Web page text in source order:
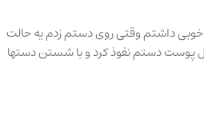
داشتم وقتی روی دستم زدم یه حالت
پوست دستم نفوذ کرد و با شستن دستها